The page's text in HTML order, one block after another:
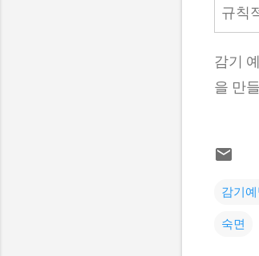
규칙
감기
을 만
감기
숙면